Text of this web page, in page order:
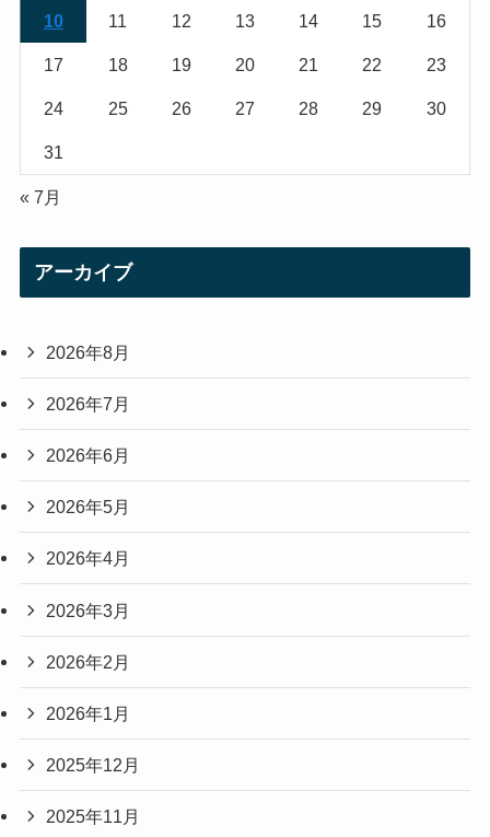
10 11 12 13 14 15 16
17 18 19 20 21 22 23
24 25 26 27 28 29 30
31
« 7月
アーカイブ
2026年8月
2026年7月
2026年6月
2026年5月
2026年4月
2026年3月
2026年2月
2026年1月
2025年12月
2025年11月